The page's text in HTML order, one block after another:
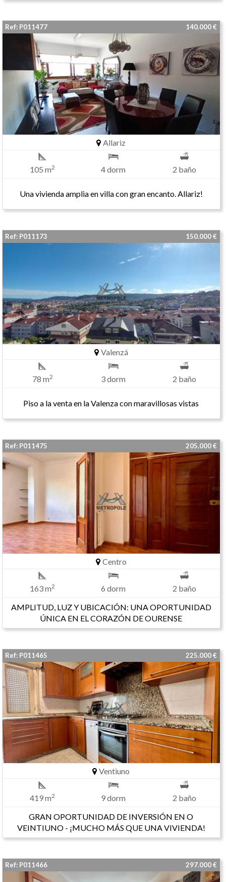
Ref: P011477 140.000 €
Allariz
105 m2 4 dorm 2 baño
Una vivienda amplia en villa con gran encanto. Allariz!
Ref: P011173 150.000 €
Valenzá
78 m2 3 dorm 2 baño
Piso a la venta en la Valenza con maravillosas vistas
Ref: P011475 205.000 €
Centro
163 m2 6 dorm
2 baño
AMPLITUD, LUZ Y UBICACIÓN: UNA OPORTUNIDAD
ÚNICA EN EL CORAZÓN DE OURENSE
Ref: P011465 225.000 €
Ventiuno
419 m2 9 dorm
2 baño
GRAN OPORTUNIDAD DE INVERSIÓN EN O
VEINTIUNO - ¡MUCHO MÁS QUE UNA VIVIENDA!
Ref: P011466 297.000 €